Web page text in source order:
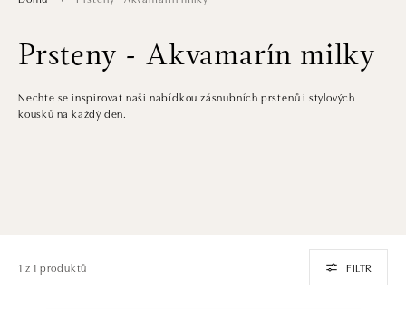
Prsteny - Akvamarín milky
Nechte se inspirovat naši nabídkou zásnubních prstenů i stylových
kousků na každý den.
1 z 1 produktů FILTR